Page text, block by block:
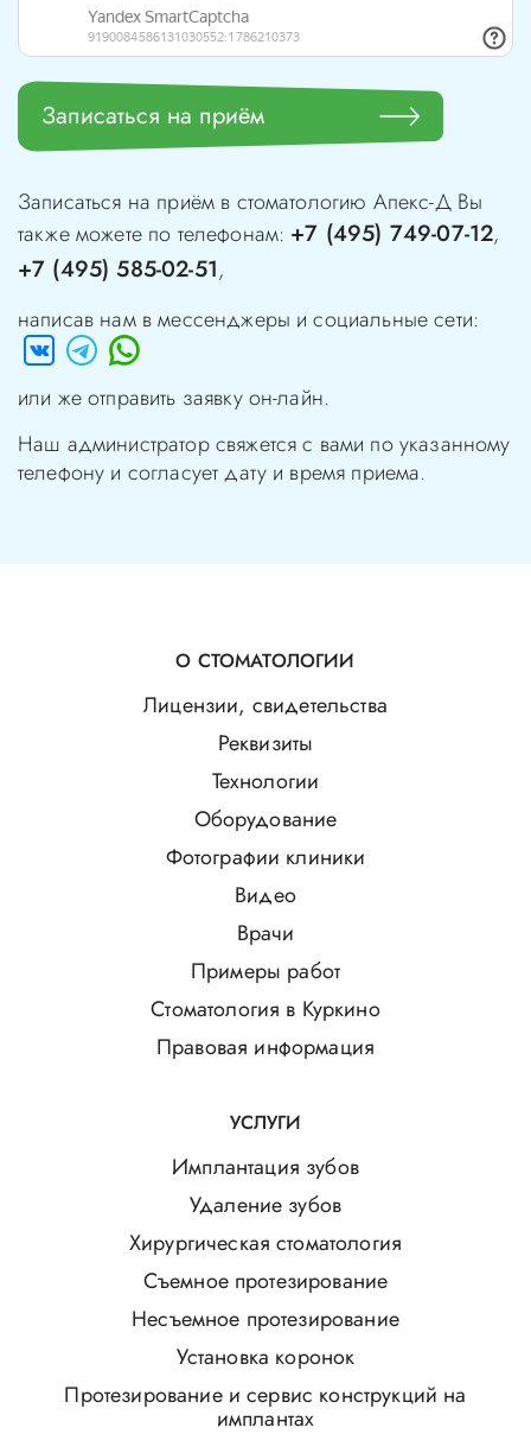
Записаться на приём
Записаться на приём в стоматологию Апекс-ДВы
также можете по телефонам: +7 (495) 749-07-12,
+7 (495) 585-02-51,
написав нам в мессенджеры и социальные сети:
или же отправить заявку он-лайн.
Наш администратор свяжется с вами по указанному
телефону и согласует дату и время приема.
О СТОМАТОЛОГИИ
Лицензии, свидетельства
Реквизиты
Технологии
Оборудование
Фотографии клиники
Видео
Врачи
Примеры работ
Стоматология в Куркино
Правовая информация
УСЛУГИ
Имплантация зубов
Удаление зубов
Хирургическая стоматология
Съемное протезирование
Несъемное протезирование
Установка коронок
Протезирование и сервис конструкций на
имплантах